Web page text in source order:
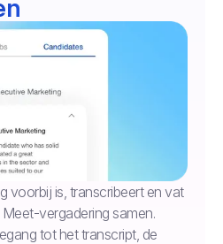
voorbij is, transcribeert en vat
vergadering samen.
tot het transcript, de